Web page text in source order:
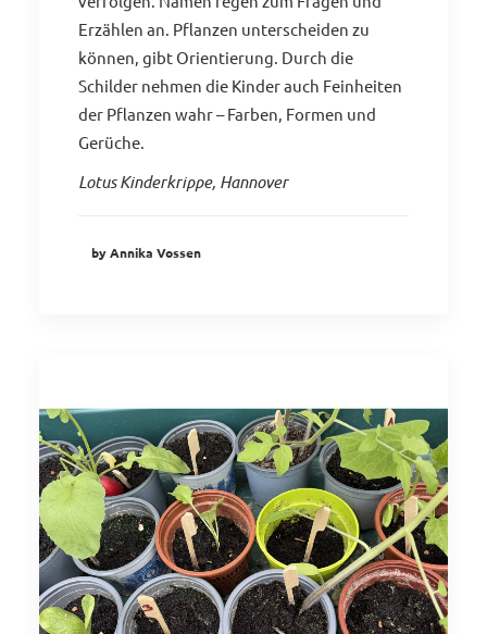
Erzählen an. Pflanzen unterscheiden zu
können, gibt Orientierung. Durch die
Schilder nehmen die Kinder auch Feinheiten
der Pflanzen wahr – Farben, Formen und
Gerüche.
Lotus Kinderkrippe, Hannover
by Annika Vossen